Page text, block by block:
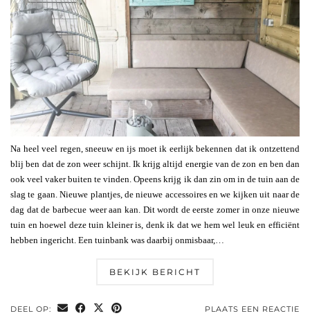
Na heel veel regen, sneeuw en ijs moet ik eerlijk bekennen dat ik ontzettend
blij ben dat de zon weer schijnt. Ik krijg altijd energie van de zon en ben dan
ook veel vaker buiten te vinden. Opeens krijg ik dan zin om in de tuin aan de
slag te gaan. Nieuwe plantjes, de nieuwe accessoires en we kijken uit naar de
dag dat de barbecue weer aan kan. Dit wordt de eerste zomer in onze nieuwe
tuin en hoewel deze tuin kleiner is, denk ik dat we hem wel leuk en efficiënt
hebben ingericht. Een tuinbank was daarbij onmisbaar,…
BEKIJK BERICHT
DEEL OP: PLAATS EEN REACTIE